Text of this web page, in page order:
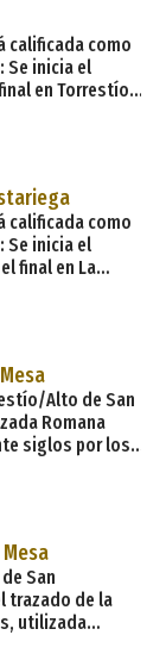
calificada como
Se inicia el
en Torrestío
calificada como
Se inicia el
final en La
Alto de San
Romana
siglos por los
y en general,
San
trazado de la
utilizada
su